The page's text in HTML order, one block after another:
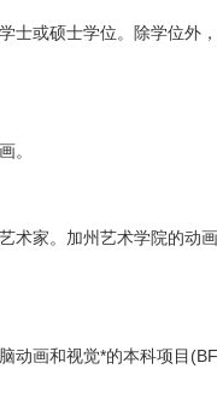
士或硕士学位。除学位外，
。
术家。加州艺术学院的动画
动画和视觉*的本科项目(BF